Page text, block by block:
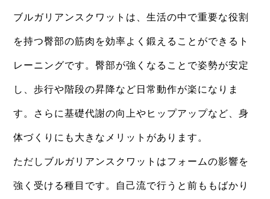
ブルガリアンスクワットは、生活の中で重要な役割
を持つ臀部の筋肉を効率よく鍛えることができるト
レーニングです。臀部が強くなることで姿勢が安定
し、歩行や階段の昇降など日常動作が楽になりま
す。さらに基礎代謝の向上やヒップアップなど、身
体づくりにも大きなメリットがあります。
ただしブルガリアンスクワットはフォームの影響を
強く受ける種目です。自己流で行うと前ももばかり